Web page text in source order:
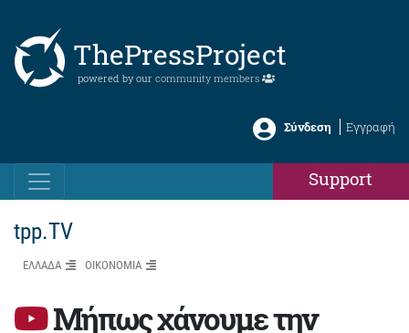
ThePressProject
powered by our community members
Σύνδεση Εγγραφή
Support
tpp.TV
ΕΛΛΑΔΑ ΟΙΚΟΝΟΜΙΑ
Μήπως χάνουμε την